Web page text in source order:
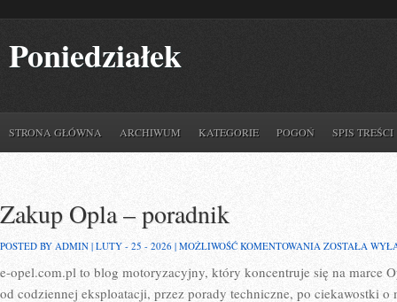
Poniedziałek
STRONA GŁÓWNA ARCHIWUM KATEGORIE POGOŃ SPIS TREŚCI
Zakup Opla – poradnik
POSTED BY ADMIN | LUTY - 25 - 2026 | MOŻLIWOŚĆ KOMENTOWANIA ZAKUP
–
PORADNIK
ZOSTAŁA
e-opel.com.pl to blog motoryzacyjny, który koncentruje się na marce
od codziennej eksploatacji, przez porady techniczne, po ciekawostki